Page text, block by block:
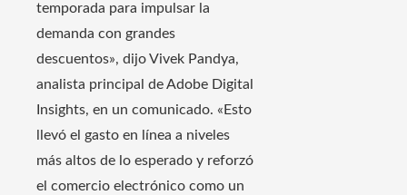
temporada para impulsar la
demanda con grandes
descuentos», dijo Vivek Pandya,
analista principal de Adobe Digital
Insights, en un comunicado. «Esto
llevó el gasto en línea a niveles
más altos de lo esperado y reforzó
el comercio electrónico como un